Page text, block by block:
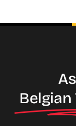
Belgian